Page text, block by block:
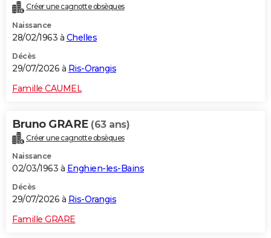
Créer une cagnotte obsèques
Naissance
28/02/1963 à Chelles
Décès
29/07/2026 à Ris-Orangis
Famille CAUMEL
Bruno GRARE (63 ans)
Créer une cagnotte obsèques
Naissance
02/03/1963 à Enghien-les-Bains
Décès
29/07/2026 à Ris-Orangis
Famille GRARE